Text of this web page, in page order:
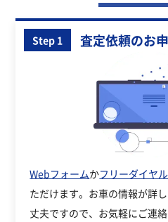
Step 1 査定依頼のお
Webフォームかフリーダイヤル
ただけます。お車の情報が詳
丈夫ですので、お気軽にご連絡